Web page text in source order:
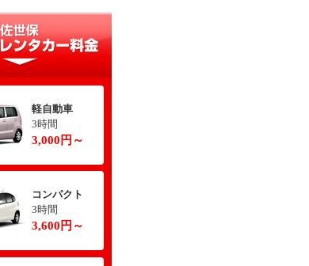
軽自動車
3時間
3,000円～
コンパクト
3時間
3,600円～